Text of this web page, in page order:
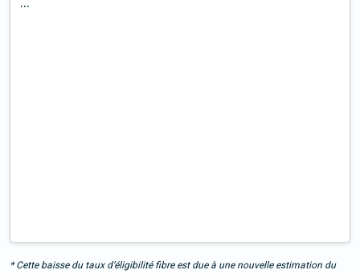
* Cette baisse du taux d’éligibilité fibre est due à une nouvelle estimation du